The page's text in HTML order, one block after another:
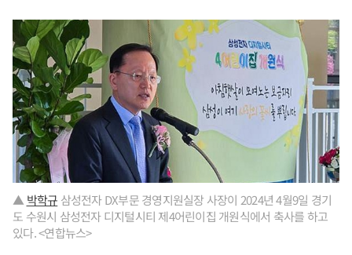
▲ 박학규 삼성전자 DX부문 경영지원실장 사장이 2024년 4월9일 경기
도 수원시 삼성전자 디지털시티 제4어린이집 개원식에서 축사를 하고
있다. <연합뉴스>